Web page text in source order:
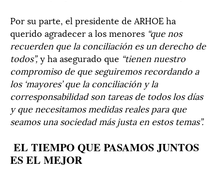
Por su parte, el presidente de ARHOE ha
querido agradecer a los menores “que nos
recuerden que la conciliación es un derecho de
todos”,y ha asegurado que “tienen nuestro
compromiso de que seguiremos recordando a
los ‘mayores’ que la conciliación y la
corresponsabilidad son tareas de todos los días
y que necesitamos medidas reales para que
seamos una sociedad más justa en estos temas”.
EL TIEMPO QUE PASAMOS JUNTOS
ES EL MEJOR